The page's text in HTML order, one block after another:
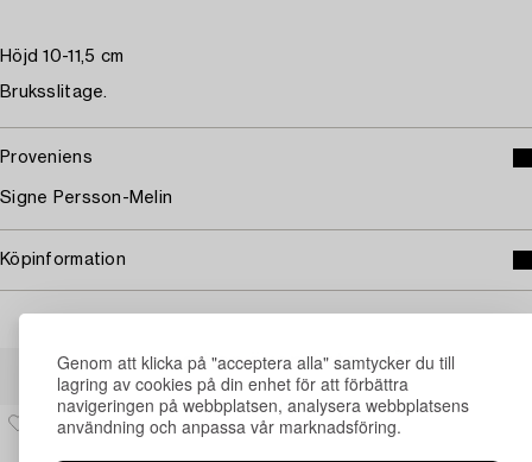
Genom att klicka på "acceptera alla" samtycker du till
lagring av cookies på din enhet för att förbättra
navigeringen på webbplatsen, analysera webbplatsens
användning och anpassa vår marknadsföring.
Höjd 10-11,5 cm
Bruksslitage.
Proveniens
Signe Persson-Melin
Köpinformation
Andra har även tittat på